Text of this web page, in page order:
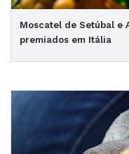
Moscatel de Setúbal e
premiados em Itália